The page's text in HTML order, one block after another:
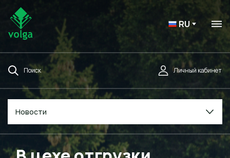
RU
Поиск Личный кабинет
Новости